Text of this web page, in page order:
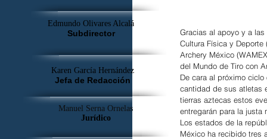
Gracias al apoyo y a
Cultura Física y
Archery México
del Mundo de Tiro con
De cara al próximo
cantidad de sus atletas
tierras aztecas estos
entregarán para la justa
Los estados de la
México ha recibido tres
Edmundo Olivares Alcalá
Subdirector
Karen García Hernández
Jefa de Redacción
Manuel Serna Ornelas
Jurídico